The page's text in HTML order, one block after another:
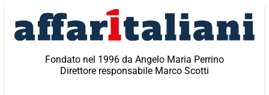
contenuto
Fondato nel 1996 da Angelo Maria Perrino
Direttore responsabile Marco Scotti